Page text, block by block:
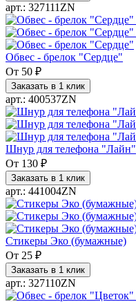
арт.: 327111ZN
Обвес - брелок "Сердце"
От 50 ₽
Заказать в 1 клик
арт.: 400537ZN
Шнур для телефона "Лайн"
От 130 ₽
Заказать в 1 клик
арт.: 441004ZN
Стикеры Эко (бумажные)
От 25 ₽
Заказать в 1 клик
арт.: 327110ZN